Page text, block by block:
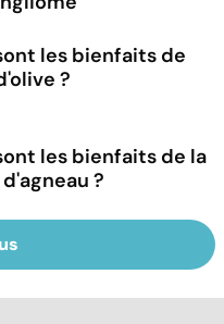
les bienfaits de
?
les bienfaits de la
?